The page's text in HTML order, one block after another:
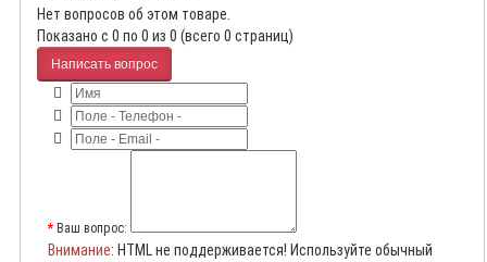
Нет вопросов об этом товаре.
Показано с 0 по 0 из 0 (всего 0 страниц)
Написать вопрос
Ваш вопрос:
Внимание: HTML не поддерживается! Используйте обычный